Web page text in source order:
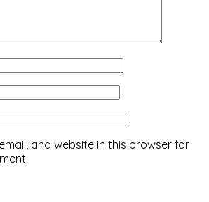
and website in this browser for